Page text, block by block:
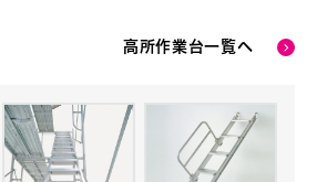
高所作業台一覧へ